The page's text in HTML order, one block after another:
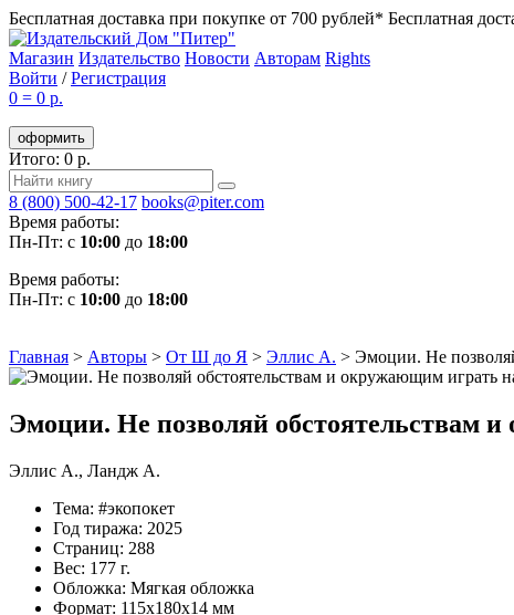
Бесплатная доставка при покупке от 700 рублей* Бесплатная
Магазин Издательство Новости Авторам Rights
Войти /Регистрация
0 = 0 р.
оформить
Итого: 0 р.
8 (800) 500-42-17 books@piter.com
Время работы:
Пн-Пт: с 10:00 до 18:00
Время работы:
Пн-Пт: с 10:00 до 18:00
Главная > Авторы > От Ш до Я > Эллис А. > Эмоции. Не
Эмоции. Не позволяй обстоятельствам
Эллис А., Ландж А.
Тема: #экопокет
Год тиража: 2025
Страниц: 288
Вес: 177 г.
Обложка: Мягкая обложка
Формат: 115х180х14 мм